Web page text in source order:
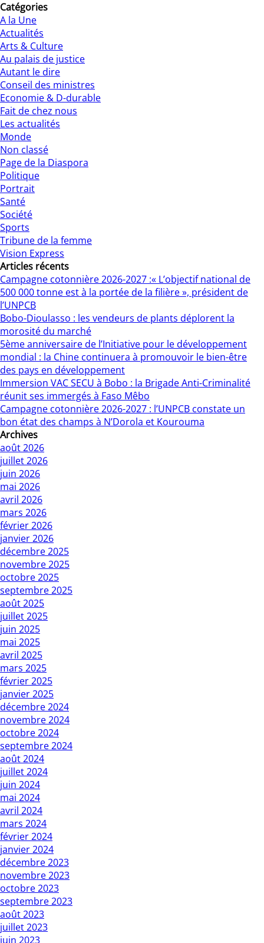
Catégories
A la Une
Actualités
Arts & Culture
Au palais de justice
Autant le dire
Conseil des ministres
Economie & D-durable
Fait de chez nous
Les actualités
Monde
Non classé
Page de la Diaspora
Politique
Portrait
Santé
Société
Sports
Tribune de la femme
Vision Express
Articles récents
Campagne cotonnière 2026-2027 :« L’objectif national de
500 000 tonne est à la portée de la filière », président de
l’UNPCB
Bobo-Dioulasso : les vendeurs de plants déplorent la
morosité du marché
5ème anniversaire de l’Initiative pour le développement
mondial : la Chine continuera à promouvoir le bien-être
des pays en développement
Immersion VAC SECU à Bobo : la Brigade Anti-Criminalité
réunit ses immergés à Faso Mêbo
Campagne cotonnière 2026-2027 : l’UNPCB constate un
bon état des champs à N’Dorola et Kourouma
Archives
août 2026
juillet 2026
juin 2026
mai 2026
avril 2026
mars 2026
février 2026
janvier 2026
décembre 2025
novembre 2025
octobre 2025
septembre 2025
août 2025
juillet 2025
juin 2025
mai 2025
avril 2025
mars 2025
février 2025
janvier 2025
décembre 2024
novembre 2024
octobre 2024
septembre 2024
août 2024
juillet 2024
juin 2024
mai 2024
avril 2024
mars 2024
février 2024
janvier 2024
décembre 2023
novembre 2023
octobre 2023
septembre 2023
août 2023
juillet 2023
juin 2023